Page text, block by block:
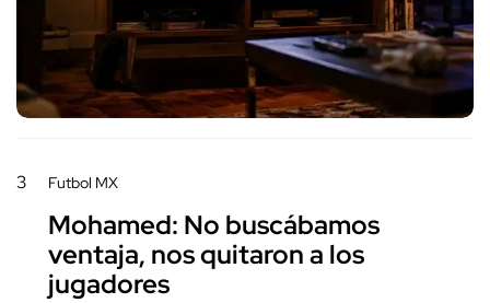
3 Futbol MX
Mohamed: No buscábamos
ventaja, nos quitaron a los
jugadores